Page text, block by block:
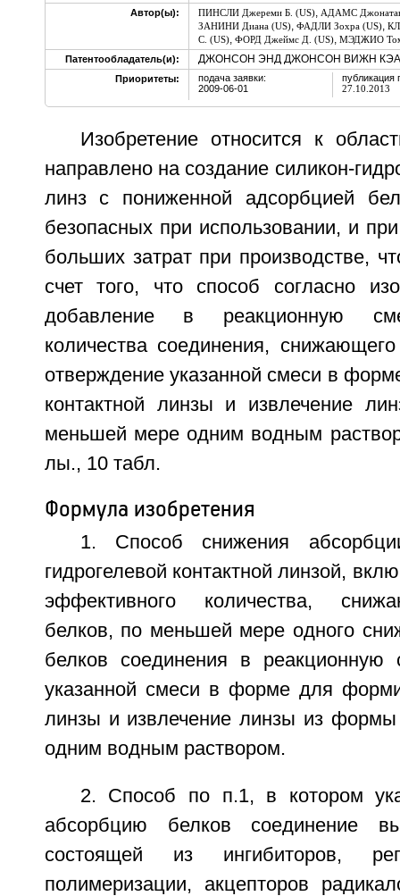
Автор(ы): ПИНСЛИ Джереми Б. (US), АДАМС
ЗАНИНИ Диана (US), ФАДЛИ Зохра (US),
С. (US), ФОРД Джеймс Д. (US), МЭДЖИО
Патентообладатель(и):
ДЖОНСОН ЭНД ДЖОНСОН ВИЖН КЭА,
Приоритеты:
подача заявки:
2009-06-01
публикация
27.10.2013
Изобретение относится к
направлено на создание силикон-
линз с пониженной адсорбцией
безопасных при использовании, и
больших затрат при производстве,
счет того, что способ согласно
добавление в реакционную
количества соединения,
отверждение указанной смеси в
контактной линзы и извлечение
меньшей мере одним водным
лы., 10 табл.
Формула изобретения
1. Способ снижения
гидрогелевой контактной линзой,
эффективного количества,
белков, по меньшей мере одного
белков соединения в реакционную
указанной смеси в форме для
линзы и извлечение линзы из
одним водным раствором.
2. Способ по п.1, в котором
абсорбцию белков соединение
состоящей из ингибиторов,
полимеризации, акцепторов